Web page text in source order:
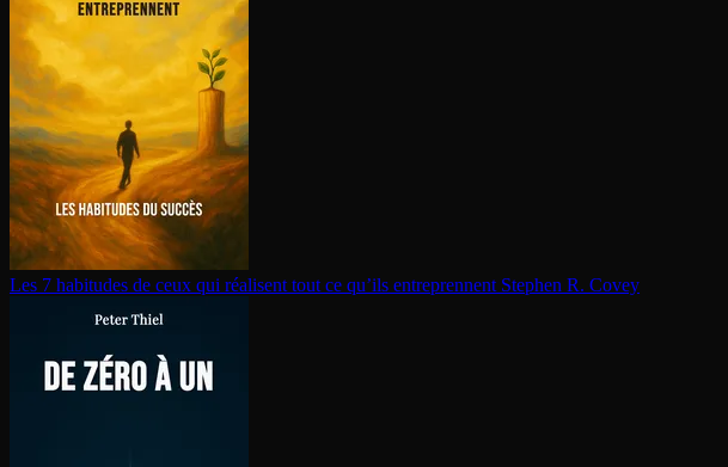
Les 7 habitudes de ceux qui réalisent tout ce qu’ils en­tre­prennent Stephen R. Covey